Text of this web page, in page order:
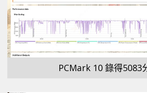
PCMark 10 錄得5083